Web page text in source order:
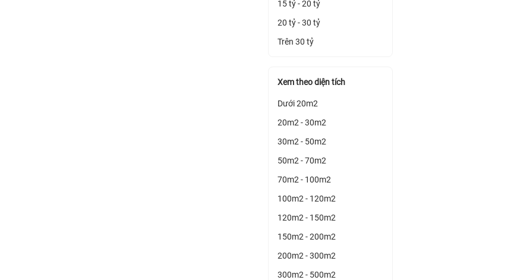
15 tỷ - 20 tỷ
20 tỷ - 30 tỷ
Trên 30 tỷ
Xem theo diện tích
Dưới 20m2
20m2 - 30m2
30m2 - 50m2
50m2 - 70m2
70m2 - 100m2
100m2 - 120m2
120m2 - 150m2
150m2 - 200m2
200m2 - 300m2
300m2 - 500m2